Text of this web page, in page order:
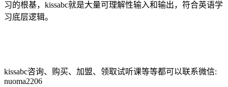
习的根基，kissabc就是大量可理解性输入和输出，符合英语学
习底层逻辑。
kissabc咨询、购买、加盟、领取试听课等等都可以联系微信:
nuoma2206